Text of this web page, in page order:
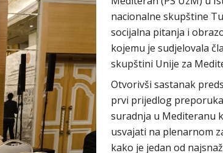
nacionalne skupštine
socijalna pitanja i
kojemu je sudjelovala
skupštini Unije za
Otvorivši sastanak
prvi prijedlog
suradnja u Mediteranu
usvajati na plenarnom
kako je jedan od